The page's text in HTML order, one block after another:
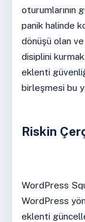
oturumlarının
panik halinde
dönüşü olan
disiplini
eklenti
birleşmesi bu
Riskin
WordPress
WordPress
eklenti